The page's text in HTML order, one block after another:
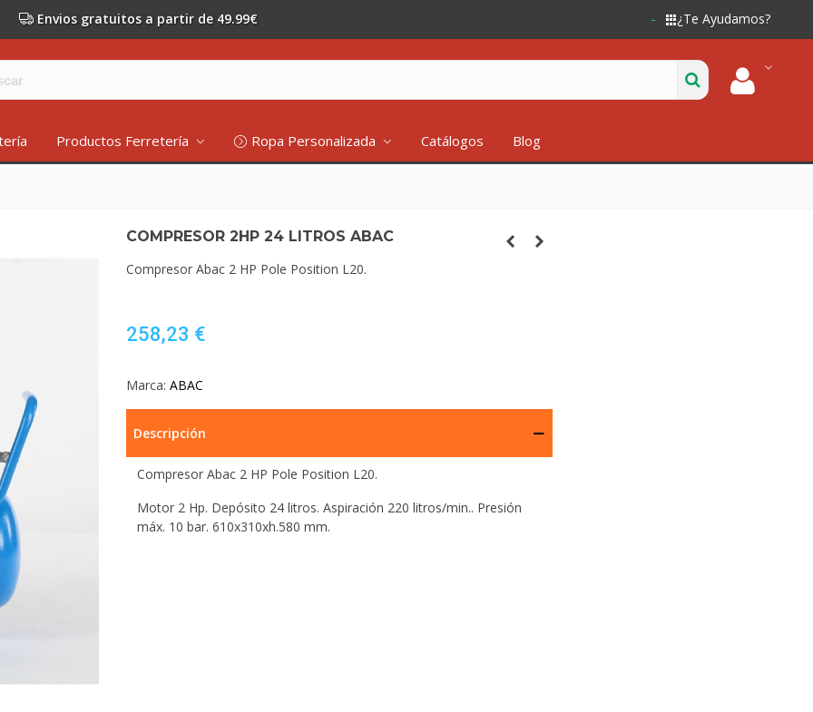
Envios gratuitos a partir de 49.99€ ¿Te Ayudamos?
Productos Ferretería Ropa Personalizada Catálogos Blog
COMPRESOR 2HP 24 LITROS ABAC
Compresor Abac 2 HP Pole Position L20.
258,23 €
Marca: ABAC
Descripción
Compresor Abac 2 HP Pole Position L20.
Motor 2 Hp. Depósito 24 litros. Aspiración 220 litros/min.. Presión
máx. 10 bar. 610x310xh.580 mm.